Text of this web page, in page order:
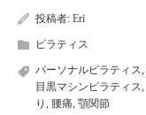
投稿者: Eri
ピラティス
パーソナルピラティス
目黒マシンピラティス
り
腰痛 顎関節